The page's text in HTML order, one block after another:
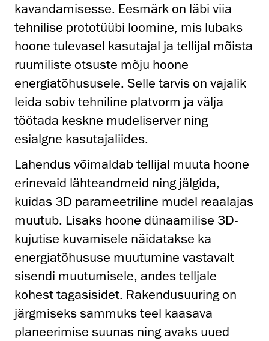
kavandamisesse. Eesmärk on läbi viia
tehnilise prototüübi loomine, mis lubaks
hoone tulevasel kasutajal ja tellijal mõista
ruumiliste otsuste mõju hoone
energiatõhususele. Selle tarvis on vajalik
leida sobiv tehniline platvorm ja välja
töötada keskne mudeliserver ning
esialgne kasutajaliides.
Lahendus võimaldab tellijal muuta hoone
erinevaid lähteandmeid ning jälgida,
kuidas 3D parameetriline mudel reaalajas
muutub. Lisaks hoone dünaamilise 3D-
kujutise kuvamisele näidatakse ka
energiatõhususe muutumine vastavalt
sisendi muutumisele, andes telljale
kohest tagasisidet. Rakendusuuring on
järgmiseks sammuks teel kaasava
planeerimise suunas ning avaks uued